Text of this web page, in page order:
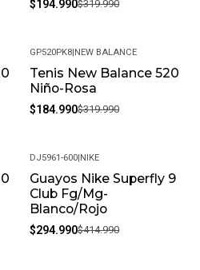
$194.990$319.990
-42%
GP520PK8 NEW BALANCE
Tenis New Balance 520
Niño-Rosa
$184.990$319.990
-29%
DJ5961-600 NIKE
Guayos Nike Superfly 9
Club Fg/Mg-
Blanco/Rojo
$294.990$414.990